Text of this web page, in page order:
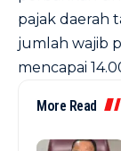
pajak daerah
jumlah wajib
mencapai
More Read